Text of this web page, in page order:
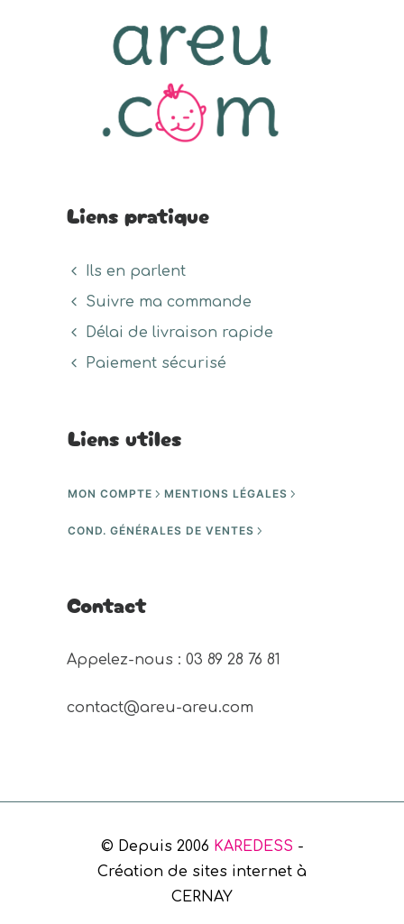
Liens pratique
Ils en parlent
Suivre ma commande
Délai de livraison rapide
Paiement sécurisé
Liens utiles
MON COMPTE MENTIONS LÉGALES
COND. GÉNÉRALES DE VENTES
Contact
Appelez-nous : 03 89 28 76 81
contact@areu-areu.com
© Depuis 2006 KAREDESS -
Création de sites internet à
CERNAY